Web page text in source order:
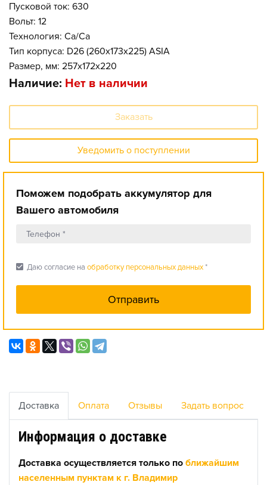
Пусковой ток: 630
Вольт: 12
Технология: Ca/Ca
Тип корпуса: D26 (260x173x225) ASIA
Размер, мм: 257x172x220
Наличие: Нет в наличии
Заказать
Уведомить о поступлении
Поможем подобрать аккумулятор для
Вашего автомобиля
check_box Даю согласие на обработку персональных данных*
Доставка Оплата Отзывы Задать вопрос
Информация о доставке
Доставка осуществляется только по ближайшим
населенным пунктам к г. Владимир